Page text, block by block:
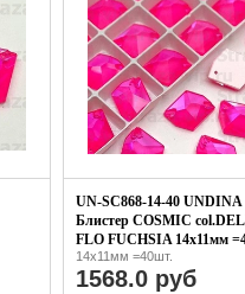
UN-SC868-14-40 UNDINA
Блистер COSMIC
FLO FUCHSIA 14x11мм
14x11мм =40шт.
1568.0 руб